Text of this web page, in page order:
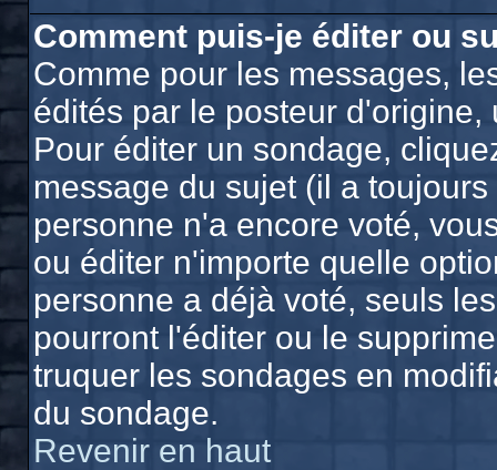
Comment puis-je éditer ou
Comme pour les messages,
édités par le posteur
Pour éditer un sondage,
message du sujet (il a
personne n'a encore voté,
ou éditer n'importe quelle
personne a déjà voté, seuls
pourront l'éditer ou le
truquer les sondages en
du sondage.
Revenir en haut